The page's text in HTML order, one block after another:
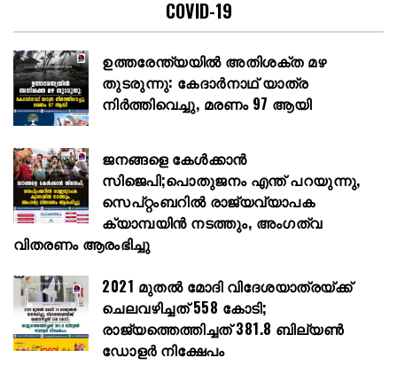
COVID-19
ഉത്തരേന്ത്യയിൽ അതിശക്ത മഴ
തുടരുന്നു: കേദാർനാഥ് യാത്ര
നിർത്തിവെച്ചു, മരണം 97 ആയി
ജനങ്ങളെ കേൾക്കാൻ
സിജെപി;പൊതുജനം എന്ത് പറയുന്നു,
സെപ്റ്റംബറിൽ രാജ്യവ്യാപക
ക്യാമ്പയിൻ നടത്തും, അംഗത്വ
വിതരണം ആരംഭിച്ചു
2021 മുതൽ മോദി വിദേശയാത്രയ്ക്ക്
ചെലവഴിച്ചത് 558 കോടി;
രാജ്യത്തെത്തിച്ചത് 381.8 ബില്യൺ
ഡോളർ നിക്ഷേപം